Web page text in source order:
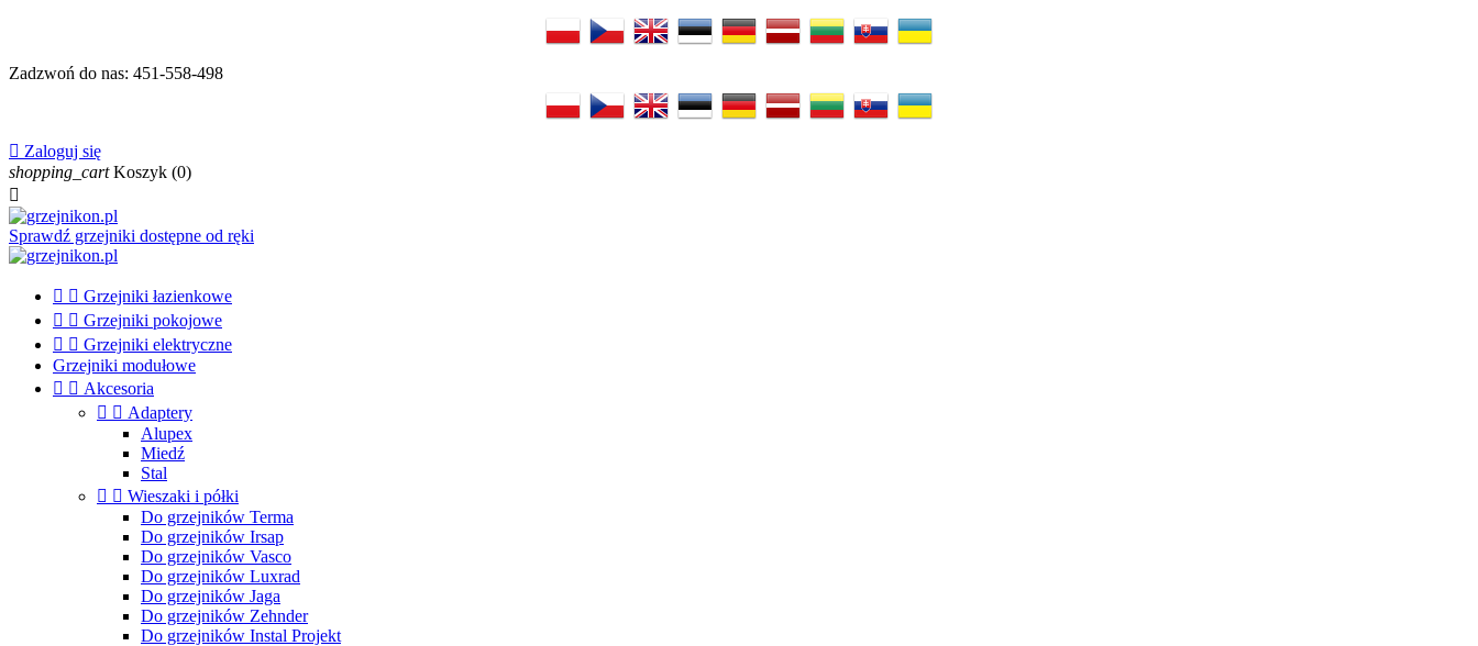
Zadzwoń do nas: 451-558-498
 Zaloguj się
shopping_cart Koszyk (0)

Sprawdź grzejniki dostępne od ręki
  Grzejniki łazienkowe
  Grzejniki pokojowe
  Grzejniki elektryczne
Grzejniki modułowe
  Akcesoria
  Adaptery
Alupex
Miedź
Stal
  Wieszaki i półki
Do grzejników Terma
Do grzejników Irsap
Do grzejników Vasco
Do grzejników Luxrad
Do grzejników Jaga
Do grzejników Zehnder
Do grzejników Instal Projekt